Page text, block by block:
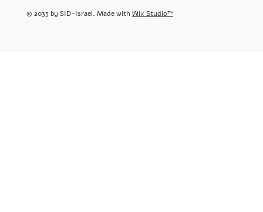
© 2035 by SID-Israel. Made with Wix Studio™